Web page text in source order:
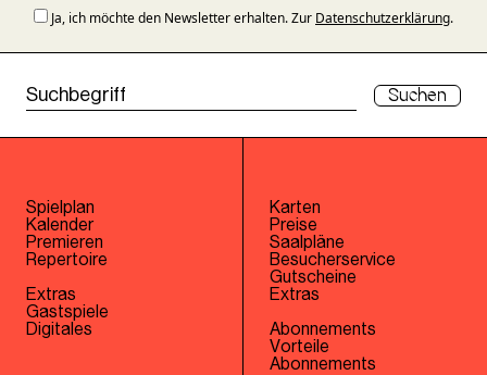
Ja, ich möchte den Newsletter erhalten. Zur Datenschutzerklärung.
Suchen
Spielplan
Kalender
Premieren
Repertoire
Extras
Gastspiele
Digitales
Karten
Preise
Saalpläne
Besucherservice
Gutscheine
Extras
Abonnements
Vorteile
Abonnements